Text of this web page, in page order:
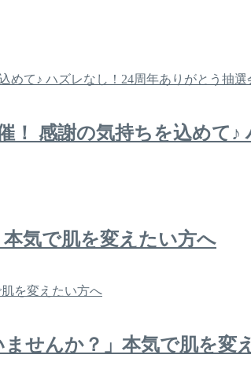
！ 感謝の気持ちを込めて
気で肌を変えたい方へ
せんか？」本気で肌を変